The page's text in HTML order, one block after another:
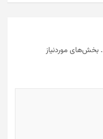
بخش‌های موردنیاز